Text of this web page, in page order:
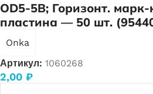
OD5-5B; Горизонт.
пластина — 50 шт.
Onka
Артикул: 1060268
2,00 ₽